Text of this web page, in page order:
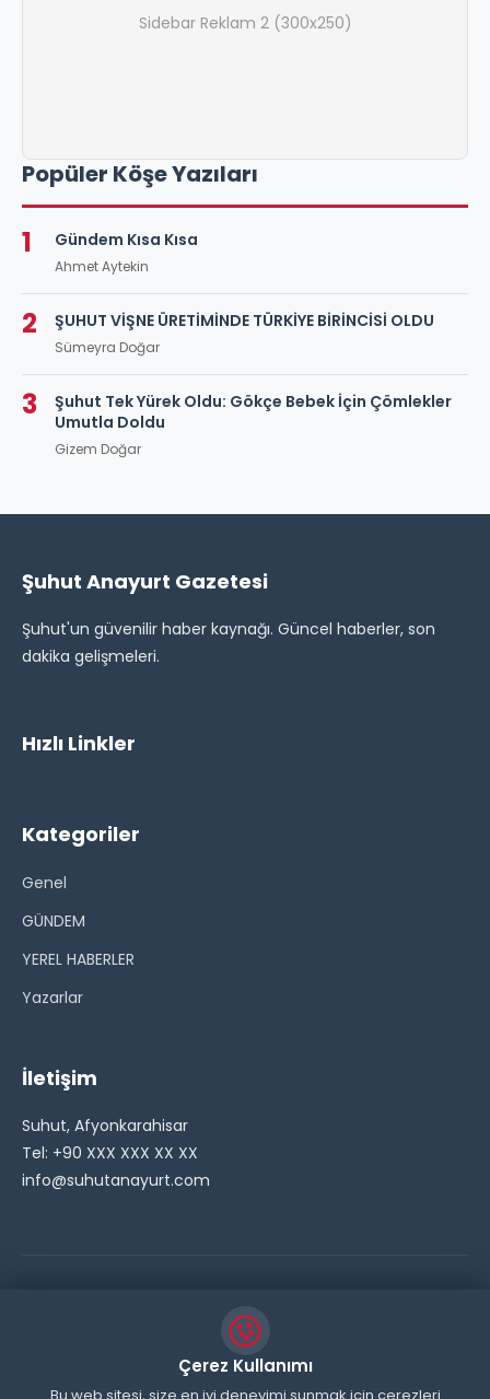
Sidebar Reklam 2 (300x250)
Popüler Köşe Yazıları
1 Gündem Kısa Kısa
Ahmet Aytekin
2 ŞUHUT VİŞNE ÜRETİMİNDE TÜRKİYE BİRİNCİSİ OLDU
Sümeyra Doğar
3
Şuhut Tek Yürek Oldu: Gökçe Bebek İçin Çömlekler
Umutla Doldu
Gizem Doğar
Şuhut Anayurt Gazetesi
Şuhut'un güvenilir haber kaynağı. Güncel haberler, son
dakika gelişmeleri.
Hızlı Linkler
Kategoriler
Genel
GÜNDEM
YEREL HABERLER
Yazarlar
İletişim
Suhut, Afyonkarahisar
Tel: +90 XXX XXX XX XX
info@suhutanayurt.com
Çerez Kullanımı
// Side Widget Resim Fix (Dosya önbelleğini aşmak için
inline ekliyoruz) function suhut_widget_image_fix() {